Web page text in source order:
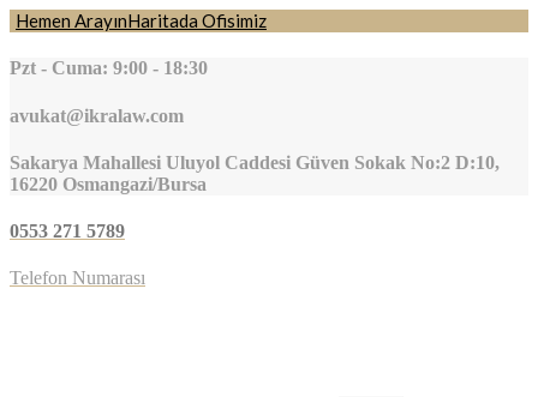
Hemen ArayınHaritada Ofisimiz
Pzt - Cuma: 9:00 - 18:30
avukat@ikralaw.com
Sakarya Mahallesi Uluyol Caddesi Güven Sokak No:2 D:10,
16220 Osmangazi/Bursa
0553 271 5789
Telefon Numarası